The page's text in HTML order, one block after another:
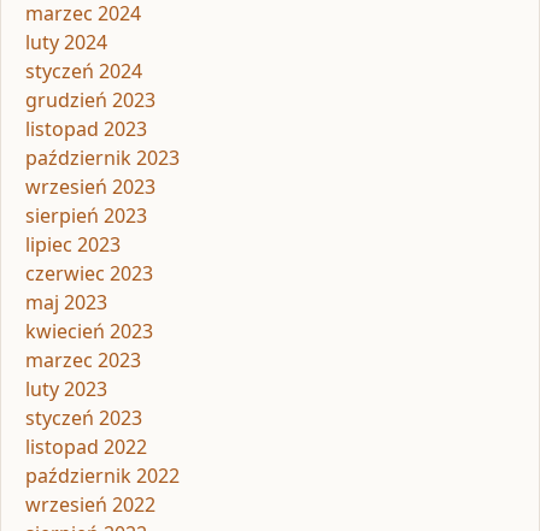
marzec 2024
luty 2024
styczeń 2024
grudzień 2023
listopad 2023
październik 2023
wrzesień 2023
sierpień 2023
lipiec 2023
czerwiec 2023
maj 2023
kwiecień 2023
marzec 2023
luty 2023
styczeń 2023
listopad 2022
październik 2022
wrzesień 2022